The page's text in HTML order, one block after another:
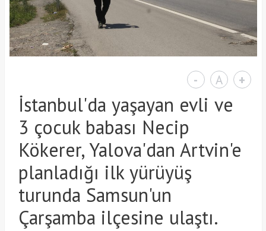
- A +
İstanbul'da yaşayan evli ve
3 çocuk babası Necip
Kökerer, Yalova'dan Artvin'e
planladığı ilk yürüyüş
turunda Samsun'un
Çarşamba ilçesine ulaştı.